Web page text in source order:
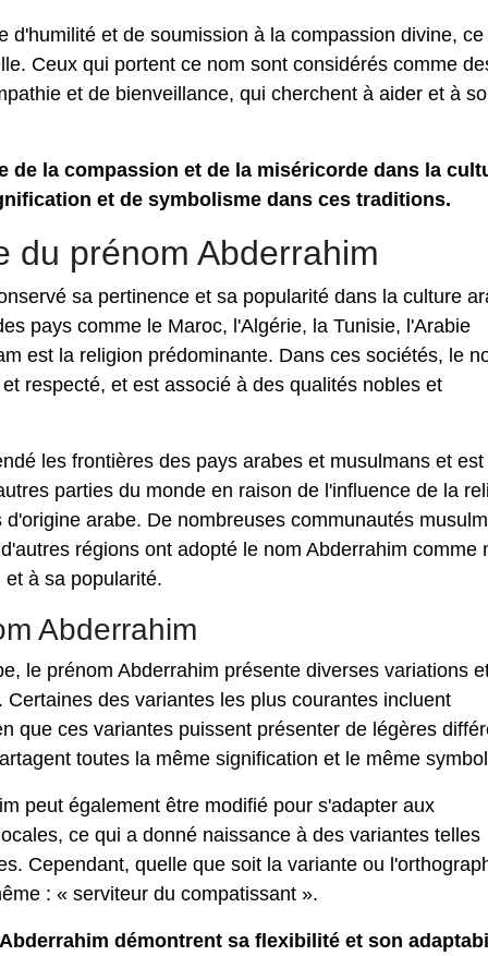
d'humilité et de soumission à la compassion divine, ce
Ceux qui portent ce nom sont considérés comme
et de bienveillance, qui cherchent à aider et à
de la compassion et de la miséricorde dans la
et de symbolisme dans ces traditions.
du prénom Abderrahim
sa pertinence et sa popularité dans la culture
pays comme le Maroc, l'Algérie, la Tunisie, l'Arabie
est la religion prédominante. Dans ces sociétés, le
respecté, et est associé à des qualités nobles et
les frontières des pays arabes et musulmans et est
parties du monde en raison de l'influence de la
arabe. De nombreuses communautés
régions ont adopté le nom Abderrahim comme
à sa popularité.
Abderrahim
le prénom Abderrahim présente diverses variations
des variantes les plus courantes incluent
que ces variantes puissent présenter de légères
toutes la même signification et le même
peut également être modifié pour s'adapter aux
ce qui a donné naissance à des variantes telles
Cependant, quelle que soit la variante ou
: « serviteur du compatissant ».
démontrent sa flexibilité et son